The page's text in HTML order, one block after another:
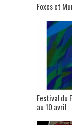
Foxes et
Festival du
au 10 avril